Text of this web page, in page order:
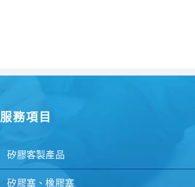
服務項目
矽膠客製產品
矽膠塞、橡膠塞